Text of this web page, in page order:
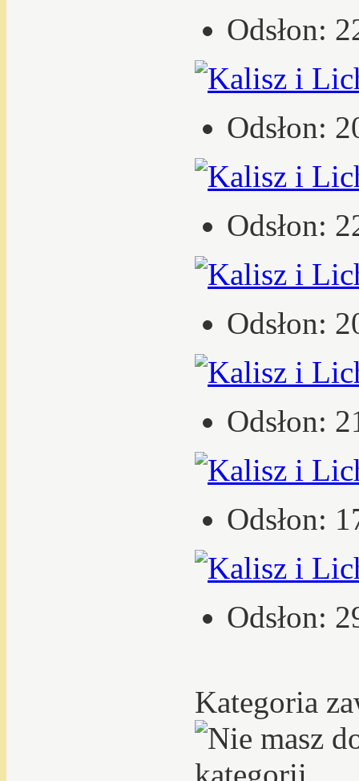
Odsłon:
Odsłon:
Odsłon:
Odsłon:
Odsłon:
Odsłon:
Odsłon:
Kategoria